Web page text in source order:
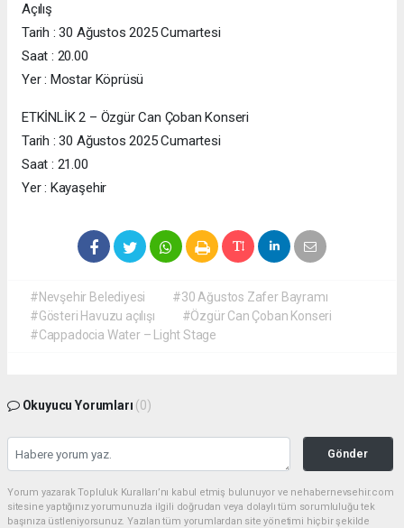
Açılış
Tarih : 30 Ağustos 2025 Cumartesi
Saat : 20.00
Yer : Mostar Köprüsü
ETKİNLİK 2 – Özgür Can Çoban Konseri
Tarih : 30 Ağustos 2025 Cumartesi
Saat : 21.00
Yer : Kayaşehir
#Nevşehir Belediyesi
#30 Ağustos Zafer Bayramı
#Gösteri Havuzu açılışı
#Özgür Can Çoban Konseri
#Cappadocia Water – Light Stage
Okuyucu Yorumları (0)
Gönder
Yorum yazarak Topluluk Kuralları’nı kabul etmiş bulunuyor ve nehabernevsehir.com
sitesine yaptığınız yorumunuzla ilgili doğrudan veya dolaylı tüm sorumluluğu tek
başınıza üstleniyorsunuz. Yazılan tüm yorumlardan site yönetimi hiçbir şekilde